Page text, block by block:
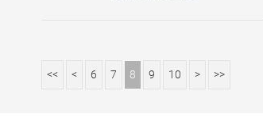
<< < 6 7 8 9 10 > >>